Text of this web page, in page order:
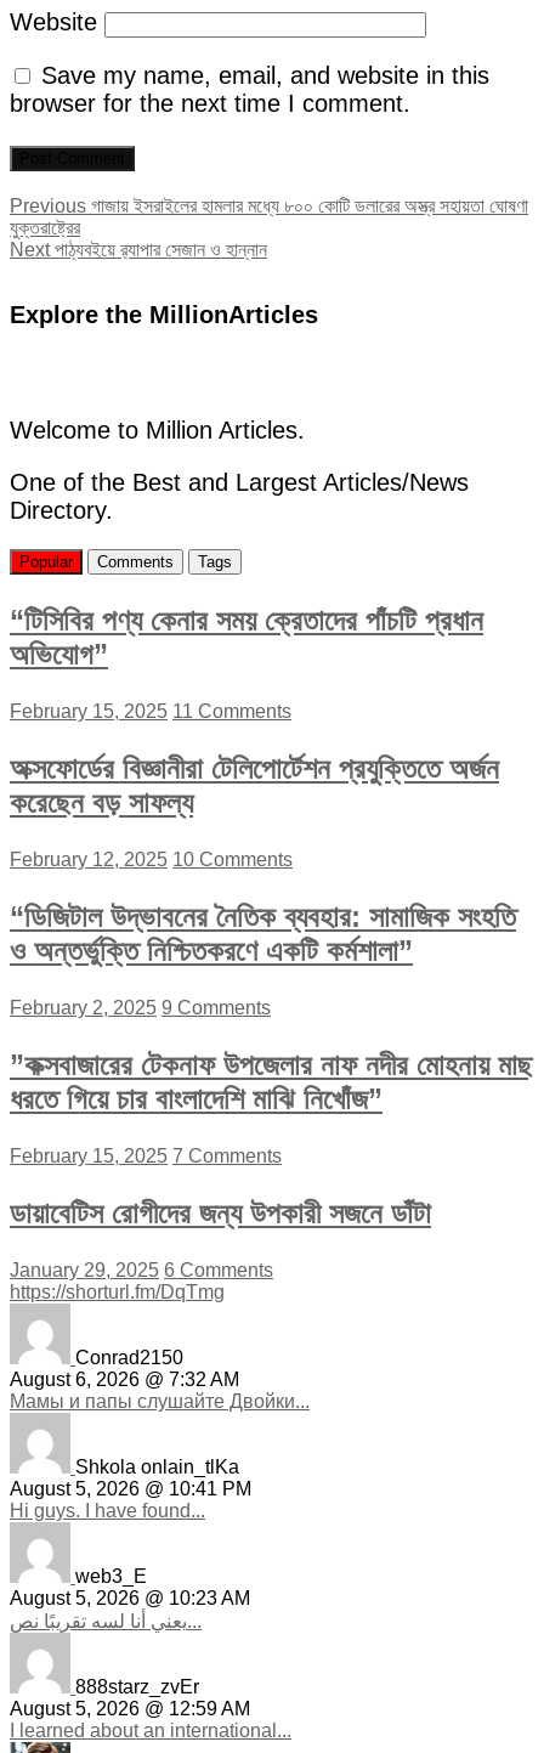
Website
Save my name, email, and website in this
browser for the next time I comment.
Post
navigation
Previous Previous
গাজায় ইসরাইলের হামলার মধ্যে ৮০০ কোটি ডলারের অস্ত্র সহায়তা ঘোষণা
যুক্তরাষ্ট্রের
Next Next
পাঠ্যবইয়ে র‍্যাপার সেজান ও হান্নান
Explore the MillionArticles
Welcome to Million Articles.
One of the Best and Largest Articles/News
Directory.
Popular Comments Tags
“টিসিবির পণ্য কেনার সময় ক্রেতাদের পাঁচটি প্রধান
অভিযোগ”
February 15, 2025 11 Comments
অক্সফোর্ডের বিজ্ঞানীরা টেলিপোর্টেশন প্রযুক্তিতে অর্জন
করেছেন বড় সাফল্য
February 12, 2025 10 Comments
“ডিজিটাল উদ্ভাবনের নৈতিক ব্যবহার: সামাজিক সংহতি
ও অন্তর্ভুক্তি নিশ্চিতকরণে একটি কর্মশালা”
February 2, 2025 9 Comments
”কক্সবাজারের টেকনাফ উপজেলার নাফ নদীর মোহনায় মাছ
ধরতে গিয়ে চার বাংলাদেশি মাঝি নিখোঁজ”
February 15, 2025 7 Comments
ডায়াবেটিস রোগীদের জন্য উপকারী সজনে ডাঁটা
January 29, 2025 6 Comments
https://shorturl.fm/DqTmg
Conrad2150
August 6, 2026 @ 7:32 AM
Мамы и папы слушайте Двойки...
Shkola onlain_tlKa
August 5, 2026 @ 10:41 PM
Hi guys. I have found...
web3_E
August 5, 2026 @ 10:23 AM
يعني أنا لسه تقريبًا نص...
888starz_zvEr
August 5, 2026 @ 12:59 AM
I learned about an international...